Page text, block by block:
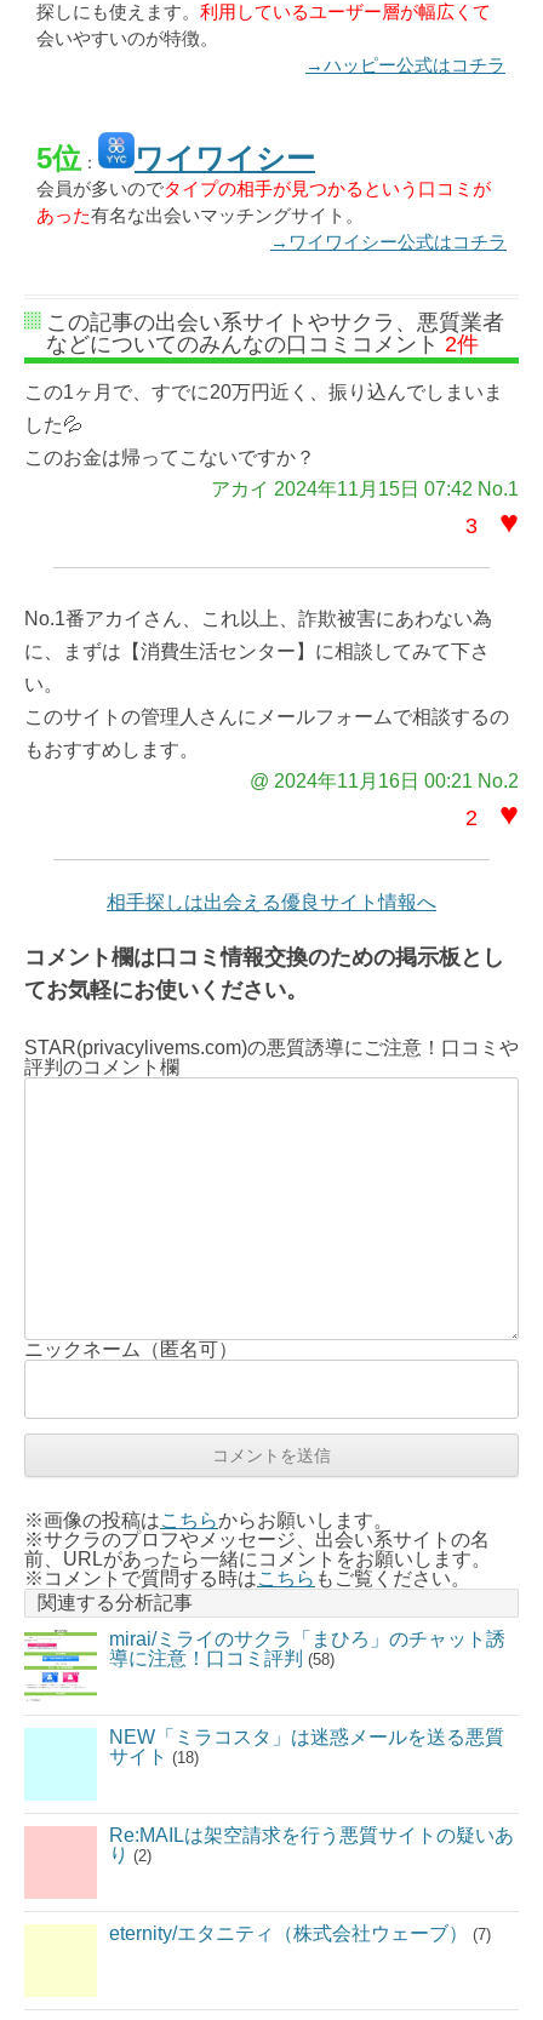
探しにも使えます。 利用しているユーザー層が幅広くて
会いやすいのが特徴。
→ハッピー公式はコチラ
5位 ： ワイワイシー
会員が多いのでタイプの相手が見つかるという口コミが
あった有名な出会いマッチングサイト。
→ワイワイシー公式はコチラ
この記事の出会い系サイトやサクラ、悪質業者
などについてのみんなの口コミコメント 2件
この1ヶ月で、すでに20万円近く、振り込んでしまいま
した💦
このお金は帰ってこないですか？
アカイ 2024年11月15日 07:42 No.1
3 ♥
No.1番アカイさん、これ以上、詐欺被害にあわない為
に、まずは【消費生活センター】に相談してみて下さ
い。
このサイトの管理人さんにメールフォームで相談するの
もおすすめします。
@ 2024年11月16日 00:21 No.2
2 ♥
相手探しは出会える優良サイト情報へ
コメント欄は口コミ情報交換のための掲示板とし
てお気軽にお使いください。
STAR(privacylivems.com)の悪質誘導にご注意！口コミや
評判のコメント欄
ニックネーム（匿名可）
※画像の投稿はこちらからお願いします。
※サクラのプロフやメッセージ、出会い系サイトの名
前、URLがあったら一緒にコメントをお願いします。
※コメントで質問する時はこちら もご覧ください。
関連する分析記事
mirai/ミライのサクラ「まひろ」のチャット誘
導に注意！口コミ評判 (58)
NEW「ミラコスタ」は迷惑メールを送る悪質
サイト (18)
Re:MAILは架空請求を行う悪質サイトの疑いあ
り (2)
eternity/エタニティ（株式会社ウェーブ） (7)